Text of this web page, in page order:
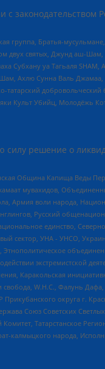
законодательством
группа, Братья-
двух святых, Джунд аш-Шам,
Субхану уа Тагьаля
Ахлю Сунна Валь
татарский
Культ Убийц, Молодёжь
решение о
Община Капища Веды
мувахидов,
Армия воли народа,
Русский
единство,
сектор, УНА - УНСО,
экстремистской
Каракольская
свобода, W.H.С., Фалунь
округа г.
Союз Советских Светлых
Татарстанское
калмыцкого народа,